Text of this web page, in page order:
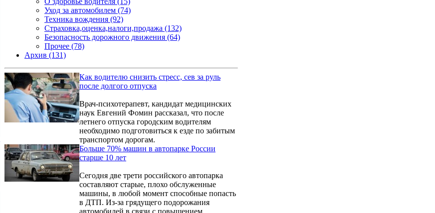
Уход за автомобилем (74)
Техника вождения (92)
Страховка,оценка,налоги,продажа (132)
Безопасность дорожного движения (64)
Прочее (78)
Архив (131)
Как водителю снизить стресс, сев за руль
после долгого отпуска
Врач-психотерапевт, кандидат медицинских
наук Евгений Фомин рассказал, что после
летнего отпуска городским водителям
необходимо подготовиться к езде по забитым
транспортом дорогам.
Больше 70% машин в автопарке России
старше 10 лет
Сегодня две трети российского автопарка
составляют старые, плохо обслуженные
машины, в любой момент способные попасть
в ДТП. Из-за грядущего подорожания
автомобилей в связи с повышением